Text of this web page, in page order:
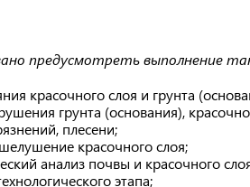
предусмотреть выполнение
красочного слоя и грунта
грунта (основания),
плесени;
красочного слоя;
анализ почвы и красочного
этапа;